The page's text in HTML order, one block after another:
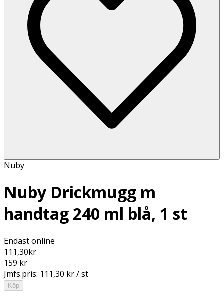
Nuby
Nuby Drickmugg m
handtag 240 ml blå, 1 st
Endast online
111,30kr
159 kr
Jmfs.pris: 111,30 kr / st
Köp